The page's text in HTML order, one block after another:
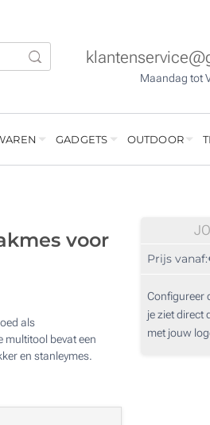
Maandag tot
GADGETS OUTDOOR
voor
als
multitool bevat een
en stanleymes.
Prijs vanaf:
Configureer
je ziet direct
met jouw